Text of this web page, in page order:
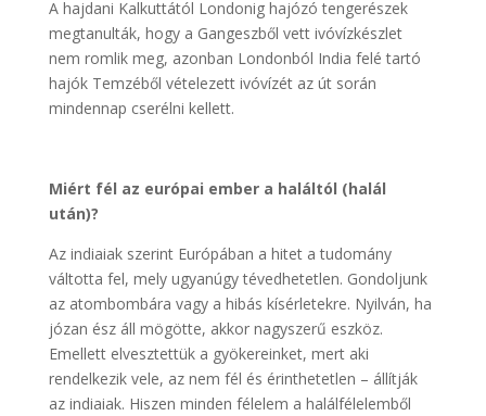
A hajdani Kalkuttától Londonig hajózó tengerészek
megtanulták, hogy a Gangeszből vett ivóvízkészlet
nem romlik meg, azonban Londonból India felé tartó
hajók Temzéből vételezett ivóvízét az út során
mindennap cserélni kellett.
Miért fél az európai ember a haláltól (halál
után)?
Az indiaiak szerint Európában a hitet a tudomány
váltotta fel, mely ugyanúgy tévedhetetlen. Gondoljunk
az atombombára vagy a hibás kísérletekre. Nyilván, ha
józan ész áll mögötte, akkor nagyszerű eszköz.
Emellett elvesztettük a gyökereinket, mert aki
rendelkezik vele, az nem fél és érinthetetlen – állítják
az indiaiak. Hiszen minden félelem a halálfélelemből